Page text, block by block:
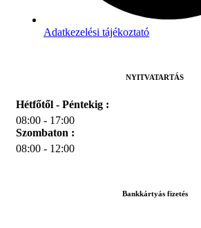
Adatkezelési tájékoztató
NYITVATARTÁS
Hétfőtől - Péntekig :
08:00 - 17:00
Szombaton :
08:00 - 12:00
Bankkártyás fizetés